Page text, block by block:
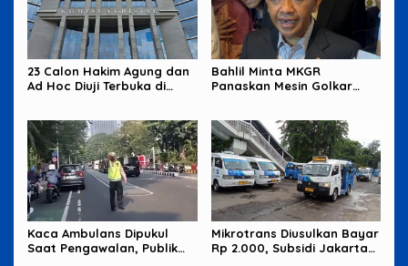
23 Calon Hakim Agung dan
Ad Hoc Diuji Terbuka di
Bahlil Minta MKGR
Panaskan Mesin Golkar
Kaca Ambulans Dipukul
Saat Pengawalan, Publik
Mikrotrans Diusulkan Bayar
Rp 2.000, Subsidi Jakarta